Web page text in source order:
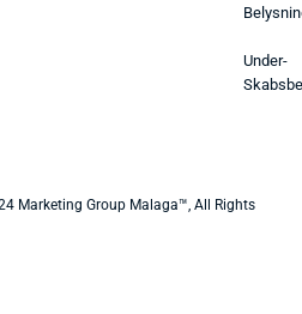
Under-
Marketing Group Malaga™, All Rights